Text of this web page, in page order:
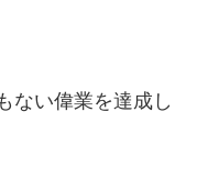
ない偉業を達成し